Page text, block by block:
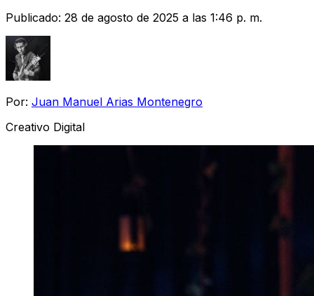
Publicado: 28 de agosto de 2025 a las 1:46 p. m.
Por: Juan Manuel Arias Montenegro
Creativo Digital